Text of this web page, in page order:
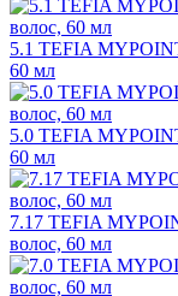
5.1 TEFIA
60 мл
5.0 TEFIA
60 мл
7.17 TEFIA
волос, 60 мл